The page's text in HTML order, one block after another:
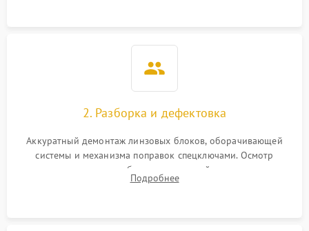
2. Разборка и дефектовка
Аккуратный демонтаж линзовых блоков, оборачивающей
системы и механизма поправок спецключами. Осмотр
внутренних резьбовых соединений, пружин и
уплотнительных колец. Поиск причин люфта, смещения
Подробнее